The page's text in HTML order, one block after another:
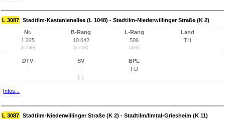
L 3087 Stadtilm-Kastanienallee (L 1048) - Stadtilm-Niederwillinger Straße (K 2)
Nr.
1.225
(8.240)
B-Rang
10.042
(7.638)
L-Rang
506
(436)
Land
TH
DTV
-
SV
-
(-)
BPL
FD
Infos...
L 3087 Stadtilm-Niederwillinger Straße (K 2) - Stadtilm/Ilmtal-Griesheim (K 11)